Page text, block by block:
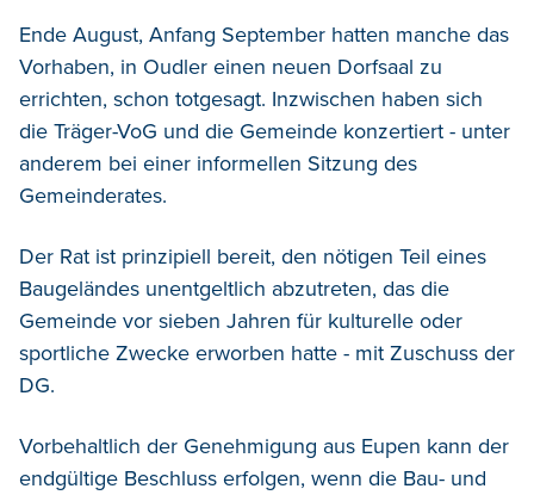
Ende August, Anfang September hatten manche das
Vorhaben, in Oudler einen neuen Dorfsaal zu
errichten, schon totgesagt. Inzwischen haben sich
die Träger-VoG und die Gemeinde konzertiert - unter
anderem bei einer informellen Sitzung des
Gemeinderates.
Der Rat ist prinzipiell bereit, den nötigen Teil eines
Baugeländes unentgeltlich abzutreten, das die
Gemeinde vor sieben Jahren für kulturelle oder
sportliche Zwecke erworben hatte - mit Zuschuss der
DG.
Vorbehaltlich der Genehmigung aus Eupen kann der
endgültige Beschluss erfolgen, wenn die Bau- und